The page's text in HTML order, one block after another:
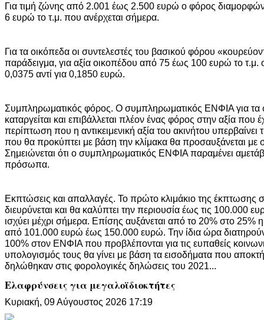
Για τιμή ζώνης από 2.001 έως 2.500 ευρώ ο φόρος
6 ευρώ το τ.μ. που ανέρχεται σήμερα.
Για τα οικόπεδα οι συντελεστές του βασικού φόρου
παράδειγμα, για αξία οικοπέδου από 75 έως 100 ευρώ το τ.μ.
0,0375 αντί για 0,1850 ευρώ.
Συμπληρωματικός φόρος. Ο συμπληρωματικός ΕΝΦΙΑ για
καταργείται και επιβάλλεται πλέον ένας φόρος στην αξία που
περίπτωση που η αντικειμενική αξία του ακινήτου
που θα προκύπτει με βάση την κλίμακα θα προσαυξάνεται με
Σημειώνεται ότι ο συμπληρωματικός ΕΝΦΙΑ παραμένει
πρόσωπα.
Εκπτώσεις και απαλλαγές. Το πρώτο κλιμάκιο της έκπτωσης
διευρύνεται και θα καλύπτει την περιουσία έως τις 100.000
ισχύει μέχρι σήμερα. Επίσης αυξάνεται από το 20% στο 25%
από 101.000 ευρώ έως 150.000 ευρώ. Την ίδια ώρα
100% στον ΕΝΦΙΑ που προβλέπονται για τις ευπαθείς
υπολογισμός τους θα γίνει με βάση τα εισοδήματα που
δηλώθηκαν στις φορολογικές δηλώσεις του 2021...
Ελαφρύνσεις για μεγαλοϊδιοκτήτες
Κυριακή, 09 Αύγουστος 2026 17:19